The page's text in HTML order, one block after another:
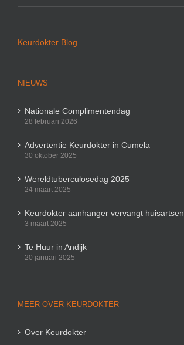
Keurdokter Blog
NIEUWS
Nationale Complimentendag
28 februari 2026
Advertentie Keurdokter in Cumela
30 oktober 2025
Wereldtuberculosedag 2025
24 maart 2025
Keurdokter aanhanger vervangt
3 maart 2025
Te Huur in Andijk
20 januari 2025
MEER OVER KEURDOKTER
Over Keurdokter